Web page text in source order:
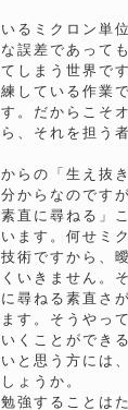
るミクロン単
誤差であって
しまう世界で
している作業
。だからこそ
、それを担う
らの「生え抜
からなのです
直に尋ねる」
ます。何せミ
術ですから、
いきません。
尋ねる素直さ
す。そうやっ
くことができ
と思う方には
ょうか。
強することは